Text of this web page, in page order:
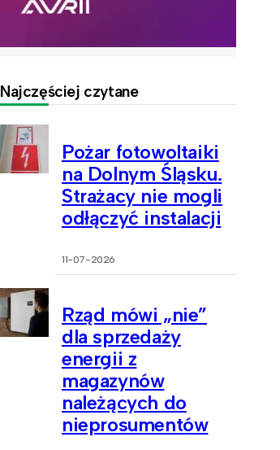
Najczęściej czytane
Pożar fotowoltaiki
na Dolnym Śląsku.
Strażacy nie mogli
odłączyć instalacji
11-07-2026
Rząd mówi „nie”
dla sprzedaży
energii z
magazynów
należących do
nieprosumentów